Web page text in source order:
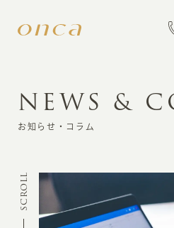
INFORMATION
CREATION
NEWS &
お知らせ・コラム
SCROLL